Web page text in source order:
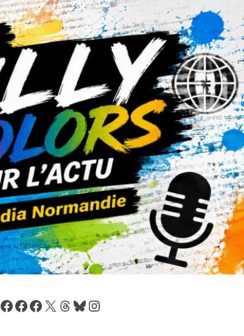
Facebook
Facebook
Facebook
X Threads
BlueskyInstagram